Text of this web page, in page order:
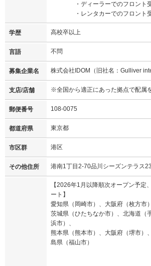
・ディーラーでのフロント受
・レンタカーでのフロント受
学歴 高校卒以上
言語 不問
募集企業名 株式会社IDOM（旧社名：Gulliver
支店/店舗 ※全国から適正にあった拠点で配属
郵便番号 108-0075
都道府県 東京都
市区群 港区
その他住所 港南1丁目2-70品川シーズンテラス
【2026年1月以降順次オープン予定
ート】
愛知県（岡崎市）、大阪府（枚方市
茨城県（ひたちなか市）、北海道（
浜市）、
熊本県（熊本市）、大阪府（堺市）
島県（福山市）